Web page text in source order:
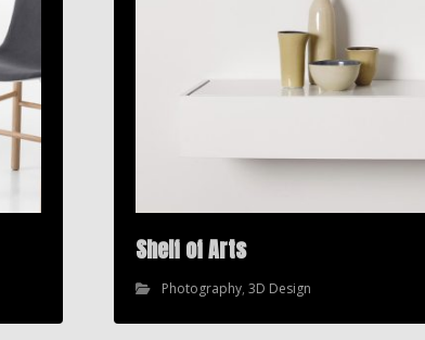
Shelf of Arts
Photography,3D Design